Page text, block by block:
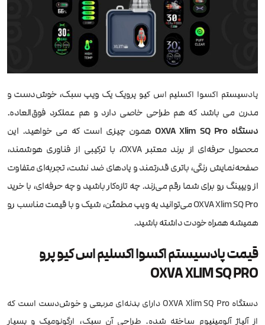
پادسیستم اکسوا اکسلیم اس کیو پرویک یک ویپ سبک، خوش‌دست و
مدرن می باشد که هم طراحی خاصی دارد و هم عملکرد فوق‌العاده.
دستگاه OXVA Xlim SQ Pro
همون چیزی است که می خواهید. این
محصول حرفه‌ای از برند معتبر OXVA، با ترکیبی از فناوری هوشمند،
صفحه‌نمایش رنگی، باتری قدرتمند و پادهای ضد نشت، تجربه‌ای متفاوت
از ویپینگ رو برای شما رقم می‌زند. چه تازه‌کار باشید و چه حرفه‌ای، با خرید
OXVA Xlim SQ Pro می‌توانید یه ویپ مطمئن، شیک و با قیمت مناسب رو
همیشه همراه خودت داشته باشید.
قیمت پادسیستم اکسوا اکسلیم اس کیو پرو
OXVA XLIM SQ PRO
دستگاه OXVA Xlim SQ Pro دارای بدنه‌ای مربعی و خوش‌دست است که
از آلیاژ آلومینیوم ساخته شده. طراحی آن سبک، ارگونومیک و بسیار